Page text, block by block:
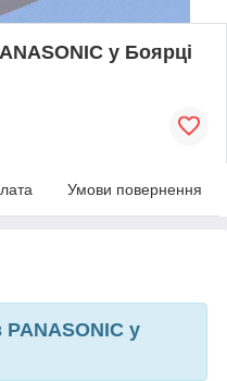
у Боярці
Умови повернення
у